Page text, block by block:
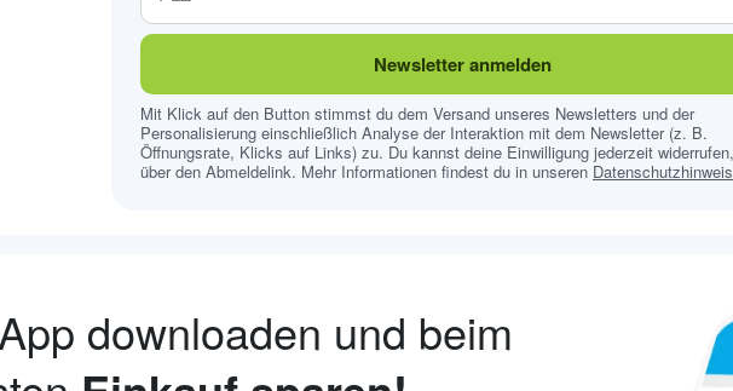
Newsletter anmelden
Mit Klick auf den Button stimmst du dem Versand unseres Newsletters und der
Personalisierung einschließlich Analyse der Interaktion mit dem Newsletter (z. B.
Öffnungsrate, Klicks auf Links) zu. Du kannst deine Einwilligung jederzeit
über den Abmeldelink. Mehr Informationen findest du in unseren
downloaden und beim